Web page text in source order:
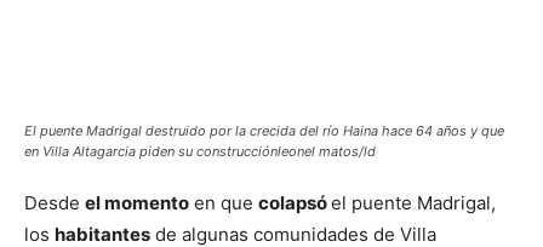
El puente Madrigal destruido por la crecida del río Haina hace 64 años y que
en Villa Altagarcia piden su construcciónleonel matos/ld
Desde el momento en que colapsóel puente Madrigal,
los habitantes de algunas comunidades de Villa